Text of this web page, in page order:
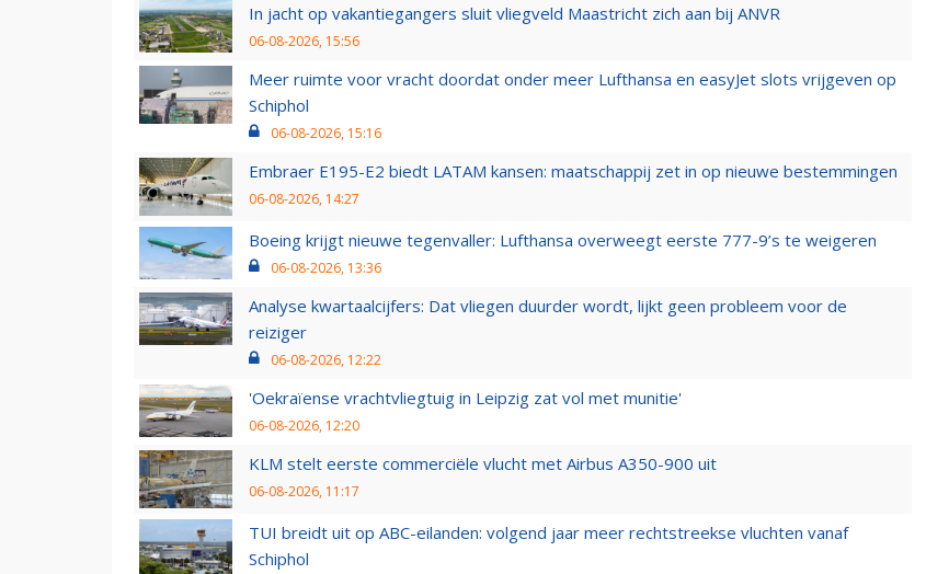
In jacht op vakantiegangers sluit vliegveld Maastricht zich aan bij ANVR
06-08-2026, 15:56
Meer ruimte voor vracht doordat onder meer Lufthansa en easyJet slots vrijgeven op
Schiphol
06-08-2026, 15:16
Embraer E195-E2 biedt LATAM kansen: maatschappij zet in op nieuwe bestemmingen
06-08-2026, 14:27
Boeing krijgt nieuwe tegenvaller: Lufthansa overweegt eerste 777-9’s te weigeren
06-08-2026, 13:36
Analyse kwartaalcijfers: Dat vliegen duurder wordt, lijkt geen probleem voor de
reiziger
06-08-2026, 12:22
'Oekraïense vrachtvliegtuig in Leipzig zat vol met munitie'
06-08-2026, 12:20
KLM stelt eerste commerciële vlucht met Airbus A350-900 uit
06-08-2026, 11:17
TUI breidt uit op ABC-eilanden: volgend jaar meer rechtstreekse vluchten vanaf
Schiphol